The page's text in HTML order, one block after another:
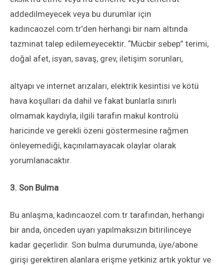
addedilmeyecek veya bu durumlar için
kadıncaozel.com.tr’den herhangi bir nam altında
tazminat talep edilemeyecektir. “Mücbir sebep” terimi,
doğal afet, isyan, savaş, grev, iletişim sorunları,
altyapı ve internet arızaları, elektrik kesintisi ve kötü
hava koşulları da dahil ve fakat bunlarla sınırlı
olmamak kaydıyla, ilgili tarafın makul kontrolü
haricinde ve gerekli özeni göstermesine rağmen
önleyemediği, kaçınılamayacak olaylar olarak
yorumlanacaktır.
3. Son Bulma
Bu anlaşma, kadıncaozel.com.tr tarafından, herhangi
bir anda, önceden uyarı yapılmaksızın bitirilinceye
kadar geçerlidir. Son bulma durumunda, üye/abone
girişi gerektiren alanlara erişme yetkiniz artık yoktur ve